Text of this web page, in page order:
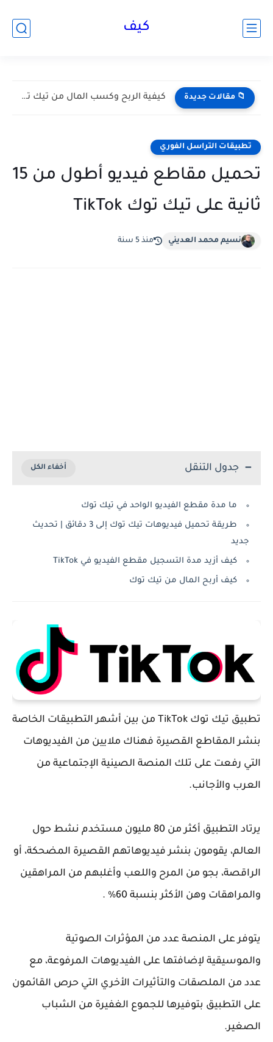
كيف
📁 مقالات جديدة كيفية الربح وكسب المال من تيك توك Tik Tok 2026...
تطبيقات التراسل الفوري
تحميل مقاطع فيديو أطول من 15
ثانية على تيك توك TikTok
نسيم محمد العديني منذ 5 سنة
جدول التنقل
ما مدة مقطع الفيديو الواحد في تيك توك
طريقة تحميل فيديوهات تيك توك إلى 3 دقائق | تحديث
جديد
كيف أزيد مدة التسجيل مقطع الفيديو في TikTok
كيف أربح المال من تيك توك
تطبيق تيك توك TikTok من بين أشهر التطبيقات الخاصة
بنشر المقاطع القصيرة فهناك ملايين من الفيديوهات
التي رفعت على تلك المنصة الصينية الإجتماعية من
العرب والأجانب.
يرتاد التطبيق أكثر من 80 مليون مستخدم نشط حول
العالم، يقومون بنشر فيديوهاتهم القصيرة المضحكة، أو
الراقصة، بجو من المرح واللعب وأغلبهم من المراهقين
والمراهقات وهن الأكثر بنسبة 60% .
يتوفر على المنصة عدد من المؤثرات الصوتية
والموسيقية لإضافتها على الفيديوهات المرفوعة، مع
عدد من الملصقات والتأثيرات الأخري التي حرص القائمون
على التطبيق بتوفيرها للجموع الغفيرة من الشباب
الصغير.